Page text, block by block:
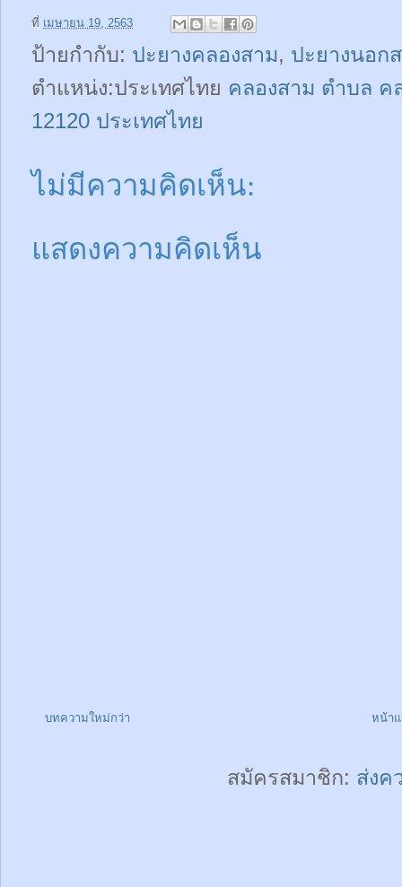
ที่ เมษายน 19, 2563
ป้ายกำกับ: ปะยางคลองสาม, ปะยางนอก
ตำแหน่ง:ประเทศไทย คลองสาม ตำบล ค
12120 ประเทศไทย
ไม่มีความคิดเห็น:
แสดงความคิดเห็น
บทความใหม่กว่า หน้า
สมัครสมาชิก: ส่งค